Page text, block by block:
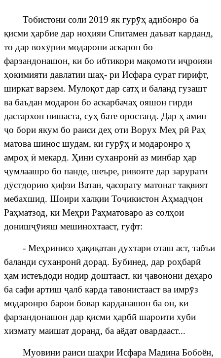
Тобистони соли 2019 як гурӯҳ адибонро ба
қисми ҳарбие дар ноҳияи Спитамен даъват карданд,
то дар вохӯрии модарони аскарон бо
фарзандонашон, ки бо ибтикори мақомоти иҷроияи
ҳокимияти давлатии шаҳ- ри Исфара сурат гирифт,
ширкат варзем. Мулоқот дар сатҳ и баланд гузашт
ва баъдан модарон бо аскарбачаҳ ояшон гирди
дастархон нишаста, суҳ бате оростанд. Дар ҳ амин
ҷо бори якум бо раиси деҳ оти Ворух Меҳ рӣ Раҳ
матова шинос шудам, ки гурӯҳ и модаронро ҳ
амроҳ ӣ мекард. Ҳини суханронӣ аз минбар ҳар
ҷумлаашро бо панде, шеъре, ривояте дар зарурати
дӯстдорию ҳифзи Ватан, ҷасорату матонат тақвият
мебахшид. Шоири халқии Тоҷикистон Аҳмадҷон
Раҳматзод, ки Меҳрӣ Раҳматоваро аз солҳои
донишҷӯияш мешинохтааст, гуфт:
- Меҳринисо ҳақиқатан духтари оташ аст, табъи
баланди суханронӣ дорад. Бубинед, дар роҳбарӣ
ҳам истеъдоди нодир доштааст, ки ҷавонони деҳаро
ба сафи артиш ҷалб карда тавонистааст ва имрӯз
модаронро барои бовар карданашон ба он, ки
фарзандонашон дар қисми ҳарбӣ шароити хуби
хизмату маишат доранд, ба аёдат овардааст...
Муовини раиси шаҳри Исфара Мадина Бобоён,